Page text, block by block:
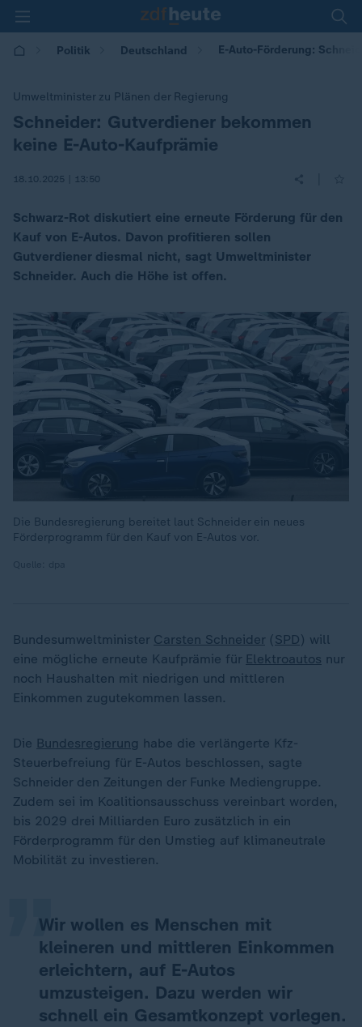
Politik Deutschland E-Auto-Förderung:
Umweltminister zu Plänen der Regierung
:
Schneider: Gutverdiener bekommen
keine E-Auto-Kaufprämie
18.10.2025 | 13:50
Schwarz-Rot diskutiert eine erneute Förderung für den
Kauf von E-Autos. Davon profitieren sollen
Gutverdiener diesmal nicht, sagt Umweltminister
Schneider. Auch die Höhe ist offen.
Die Bundesregierung bereitet laut Schneider ein neues
Förderprogramm für den Kauf von E-Autos vor.
Bundesumweltminister Carsten Schneider (SPD) will
eine mögliche erneute Kaufprämie für Elektroautos nur
noch Haushalten mit niedrigen und mittleren
Einkommen zugutekommen lassen.
Die Bundesregierung habe die verlängerte Kfz-
Steuerbefreiung für E-Autos beschlossen, sagte
Schneider den Zeitungen der Funke Mediengruppe.
Zudem sei im Koalitionsausschuss vereinbart worden,
bis 2029 drei Milliarden Euro zusätzlich in ein
Förderprogramm für den Umstieg auf klimaneutrale
Mobilität zu investieren.
Wir wollen es Menschen mit
kleineren und mittleren Einkommen
erleichtern, auf E-Autos
umzusteigen. Dazu werden wir
schnell ein Gesamtkonzept vorlegen.
„